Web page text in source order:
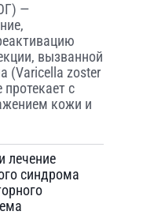
—
вызванной
(Varicella zoster
с
кожи и
лечение
синдрома